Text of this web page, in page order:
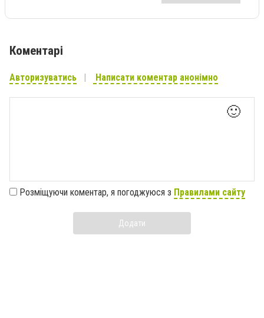
Коментарі
Авторизуватись Написати коментар анонімно
🙂
Розміщуючи коментар, я погоджуюся з Правилами сайту
Додати